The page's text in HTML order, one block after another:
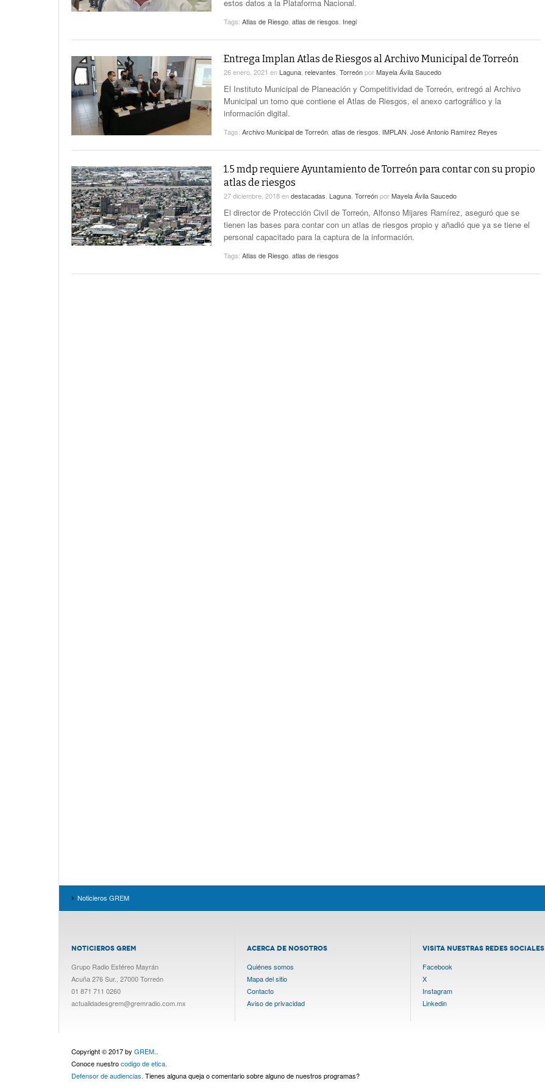
estos datos a la Plataforma Nacional.
Tags: Atlas de Riesgo atlas de riesgos Inegi
Entrega Implan Atlas de Riesgos al Archivo Municipal de Torreón
26 enero, 2021 en Laguna relevantes TorreónporMayela Ávila Saucedo
El Instituto Municipal de Planeación y Competitividad de Torreón, entregó al Archivo
Municipal un tomo que contiene el Atlas de Riesgos, el anexo cartográfico y la
información digital.
Tags: Archivo Municipal de Torreón atlas de riesgos IMPLAN José Antonio Ramírez Reyes
1.5 mdp requiere Ayuntamiento de Torreón para contar con su propio
atlas de riesgos
27 diciembre, 2018endestacadas Laguna TorreónporMayela Ávila Saucedo
El director de Protección Civil de Torreón, Alfonso Mijares Ramírez, aseguró que se
tienen las bases para contar con un atlas de riesgos propio y añadió que ya se tiene el
personal capacitado para la captura de la información.
Tags: Atlas de Riesgo atlas de riesgos
Noticieros GREM
NOTICIEROS GREM
Grupo Radio Estéreo Mayrán
Acuña 276 Sur., 27000 Torreón
01 871 711 0260
actualidadesgrem@gremradio.com.mx
ACERCA DE NOSOTROS
Quiénes somos
Mapa del sitio
Contacto
Aviso de privacidad
VISITA NUESTRAS REDES SOCIALES
Facebook
X
Instagram
Linkedin
Copyright © 2017 by GREM..
Conoce nuestrocodigo de etica.
Defensor de audiencias. Tienes alguna queja o comentario sobre alguno de nuestros programas?